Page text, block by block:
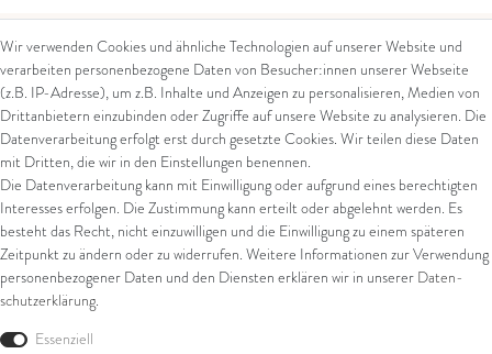
Kontakt
Kontaktformular
Arena in Arte GmbH
Marktgasse 2,
8600 Dübendorf
Tel: +41 44 821 60 40
E-Mail:info@goldschmiede-
arena.com
Rechtliches
AGB
Impressum
Datenschutz
Widerrufsrecht
Zahlung und Versand
Widerrufsformular
Wir verwenden Cookies und ähnliche Technologien auf unserer Website und
verarbeiten personenbezogene Daten von Besucher:innen unserer Webseite
(z.B. IP-Adresse), um z.B. Inhalte und Anzeigen zu personalisieren, Medien von
Drittanbietern einzubinden oder Zugriffe auf unsere Website zu analysieren. Die
Datenverarbeitung erfolgt erst durch gesetzte Cookies. Wir teilen diese Daten
mit Dritten, die wir in den Einstellungen benennen.
Die Datenverarbeitung kann mit Einwilligung oder aufgrund eines berechtigten
Interesses erfolgen. Die Zustimmung kann erteilt oder abgelehnt werden. Es
besteht das Recht, nicht einzuwilligen und die Einwilligung zu einem späteren
Zeitpunkt zu ändern oder zu widerrufen. Weitere Informationen zur Verwendung
personenbezogener Daten und den Diensten erklären wir in unserer Daten­
schutz­erklärung.
Essenziell